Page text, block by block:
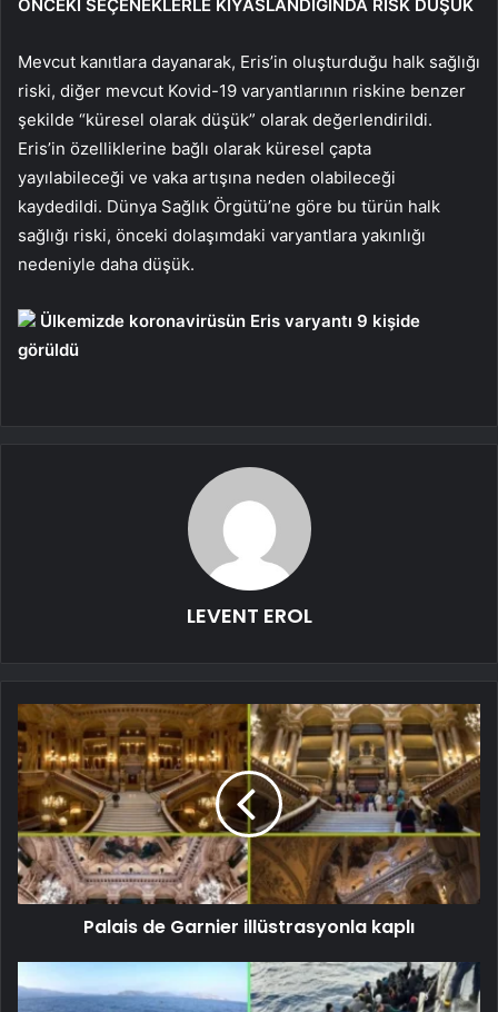
ÖNCEKİ SEÇENEKLERLE KIYASLANDIĞINDA RİSK DÜŞÜK
Mevcut kanıtlara dayanarak, Eris’in oluşturduğu halk sağlığı
riski, diğer mevcut Kovid-19 varyantlarının riskine benzer
şekilde “küresel olarak düşük” olarak değerlendirildi.
Eris’in özelliklerine bağlı olarak küresel çapta
yayılabileceği ve vaka artışına neden olabileceği
kaydedildi. Dünya Sağlık Örgütü’ne göre bu türün halk
sağlığı riski, önceki dolaşımdaki varyantlara yakınlığı
nedeniyle daha düşük.
Ülkemizde koronavirüsün Eris varyantı 9 kişide
görüldü
LEVENT EROL
Palais de Garnier illüstrasyonla kaplı